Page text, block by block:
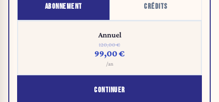
ABONNEMENT CRÉDITS
Annuel
120,00 €
99,00 €
/an
CONTINUER